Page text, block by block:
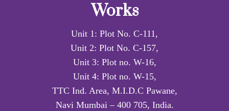
Works
Unit 1: Plot No. C-111,
Unit 2: Plot No. C-157,
Unit 3: Plot no. W-16,
Unit 4: Plot no. W-15,
TTC Ind. Area, M.I.D.C Pawane,
Navi Mumbai – 400 705, India.